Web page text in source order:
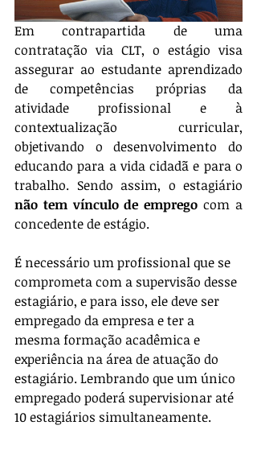
Em contrapartida de uma
contratação via CLT, o estágio visa
assegurar ao estudante aprendizado
de competências próprias da
atividade profissional e à
contextualização curricular,
objetivando o desenvolvimento do
educando para a vida cidadã e para o
não tem vínculo de emprego com a
concedente de estágio.
É necessário um profissional que se
comprometa com a supervisão desse
estagiário, e para isso, ele deve ser
empregado da empresa e ter a
mesma formação acadêmica e
experiência na área de atuação do
estagiário. Lembrando que um único
empregado poderá supervisionar até
10 estagiários simultaneamente.